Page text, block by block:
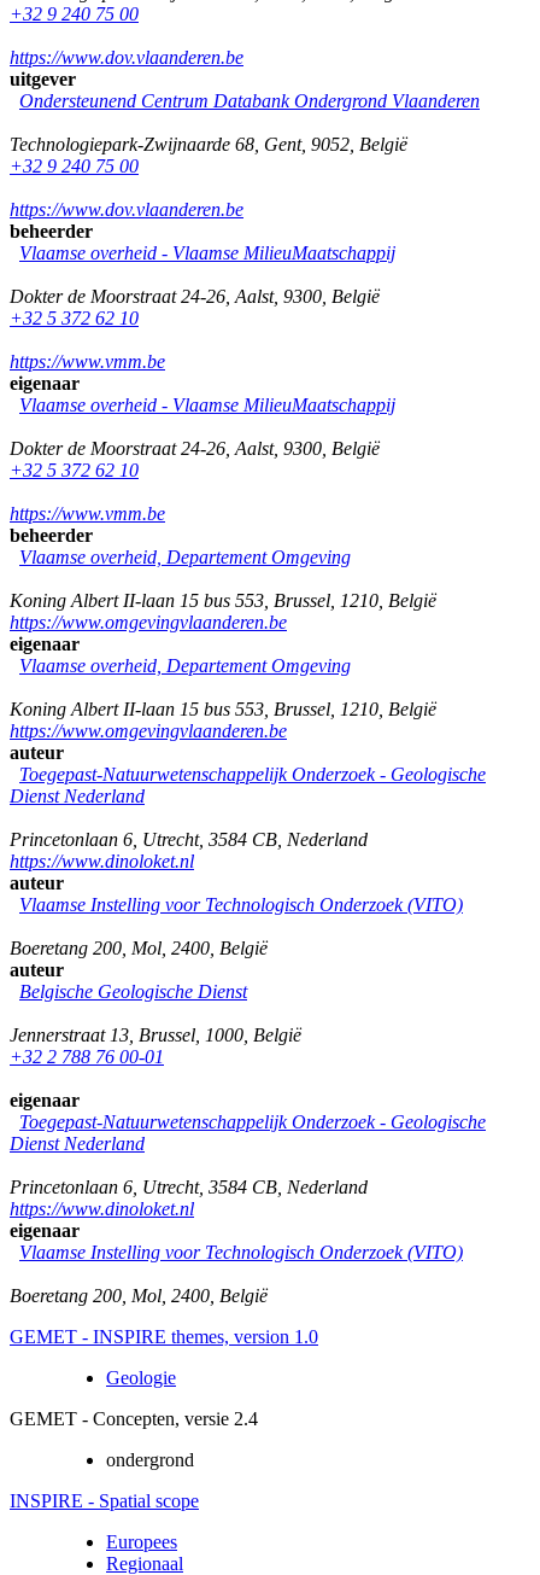
+32 9 240 75 00
https://www.dov.vlaanderen.be
uitgever
Ondersteunend Centrum Databank Ondergrond Vlaanderen
Technologiepark-Zwijnaarde 68 Gent, 9052 België
+32 9 240 75 00
https://www.dov.vlaanderen.be
beheerder
Vlaamse overheid - Vlaamse MilieuMaatschappij
Dokter de Moorstraat 24-26 Aalst, 9300 België
+32 5 372 62 10
https://www.vmm.be
eigenaar
Vlaamse overheid - Vlaamse MilieuMaatschappij
Dokter de Moorstraat 24-26 Aalst, 9300 België
+32 5 372 62 10
https://www.vmm.be
beheerder
Vlaamse overheid, Departement Omgeving
Koning Albert II-laan 15 bus 553 Brussel 1210 België
https://www.omgevingvlaanderen.be
eigenaar
Vlaamse overheid, Departement Omgeving
Koning Albert II-laan 15 bus 553 Brussel 1210 België
https://www.omgevingvlaanderen.be
auteur
Toegepast-Natuurwetenschappelijk Onderzoek - Geologische
Dienst Nederland
Princetonlaan 6 Utrecht, 3584 CB Nederland
https://www.dinoloket.nl
auteur
Vlaamse Instelling voor Technologisch Onderzoek (VITO)
Boeretang 200 Mol 2400 België
auteur
Belgische Geologische Dienst
Jennerstraat 13 Brussel 1000 België
+32 2 788 76 00-01
eigenaar
Toegepast-Natuurwetenschappelijk Onderzoek - Geologische
Dienst Nederland
Princetonlaan 6 Utrecht, 3584 CB Nederland
https://www.dinoloket.nl
eigenaar
Vlaamse Instelling voor Technologisch Onderzoek (VITO)
Boeretang 200 Mol 2400 België
GEMET - INSPIRE themes, version 1.0
Geologie
GEMET - Concepten, versie 2.4
ondergrond
INSPIRE - Spatial scope
Europees
Regionaal